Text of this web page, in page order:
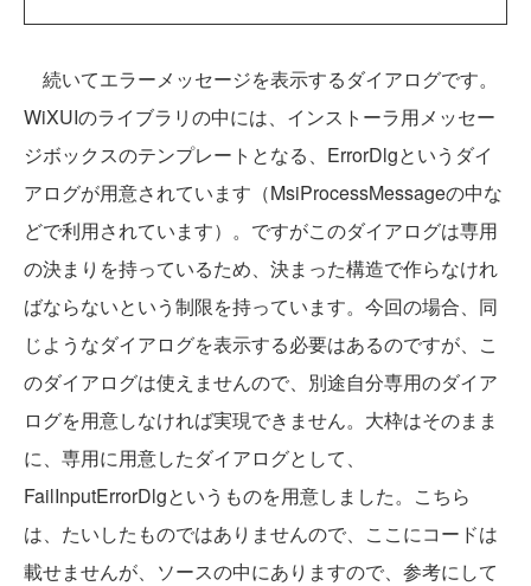
続いてエラーメッセージを表示するダイアログです。
WiXUIのライブラリの中には、インストーラ用メッセー
ジボックスのテンプレートとなる、ErrorDlgというダイ
アログが用意されています（MsiProcessMessageの中な
どで利用されています）。ですがこのダイアログは専用
の決まりを持っているため、決まった構造で作らなけれ
ばならないという制限を持っています。今回の場合、同
じようなダイアログを表示する必要はあるのですが、こ
のダイアログは使えませんので、別途自分専用のダイア
ログを用意しなければ実現できません。大枠はそのまま
に、専用に用意したダイアログとして、
FailInputErrorDlgというものを用意しました。こちら
は、たいしたものではありませんので、ここにコードは
載せませんが、ソースの中にありますので、参考にして